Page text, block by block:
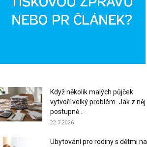
Když několik malých půjček
vytvoří velký problém. Jak z něj
postupně...
22.7.2026
Ubytování pro rodiny s dětmi na